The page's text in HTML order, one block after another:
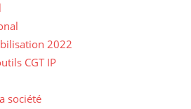
2022
CGT IP
société